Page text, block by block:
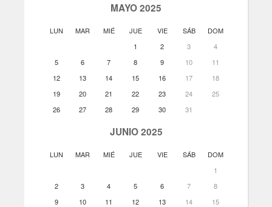
MAYO 2025
LUN MAR MIÉ JUE VIE SÁB
DOM
1
2 3
4
5
6 7 8 9 10
11
12
13 14 15 16 17
18
19
20 21 22 23 24
25
26
27 28 29 30 31
JUNIO 2025
LUN MAR MIÉ JUE VIE SÁB
DOM
1
2
3 4 5 6 7
8
9
10 11 12 13 14
15